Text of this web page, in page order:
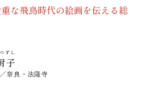
な飛鳥時代の絵画を伝える総
子
ずし
奈良・法隆寺